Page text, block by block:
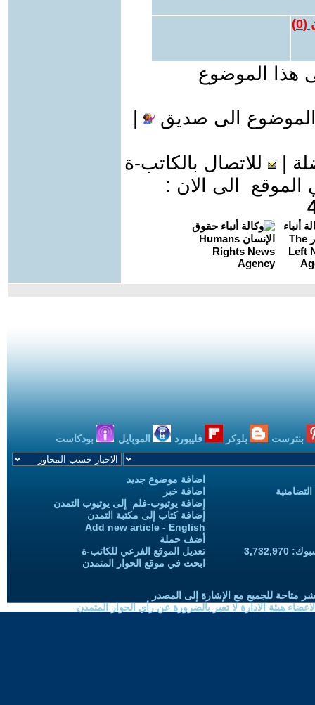
(
0
)
هذا الموضوع
الى صديق
للاتصال بالكاتب-ة
الى الان :
بنترست بلوكر فليبورد الموبايل بودكاست
اضافة موضوع جديد
اضافة خبر
إضافة يوتيوب-فلم إلى يوتيوب التمدن
إضافة كتاب إلى مكتبة التمدن
Add new article - English
أضف حملة
تعديل الموقع الفرعي للكاتب-ة
ابحث في موقع الحوار المتمدن
متاحة للجميع مع الإشارة إلى المصدر
هيئة الادارة لا تعبر بالضرورة عن رأي الحوار المتمدن